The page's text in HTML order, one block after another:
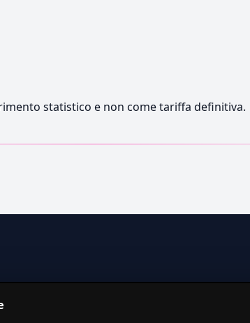
statistico e non come tariffa definitiva.